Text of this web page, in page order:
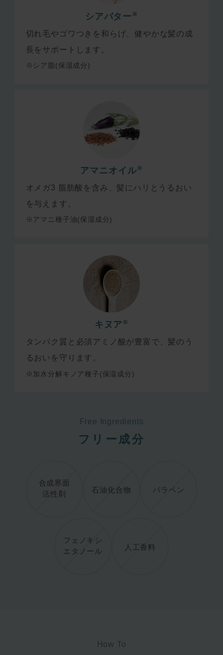
シアバター ※
切れ毛やゴワつきを和らげ、健やかな髪の成
長をサポートします。
※シア脂(保湿成分)
アマニオイル ※
オメガ3 脂肪酸を含み、髪にハリとうるおい
を与えます。
※アマニ種子油(保湿成分)
キヌア ※
タンパク質と必須アミノ酸が豊富で、髪のう
るおいを守ります。
※加水分解キノア種子(保湿成分)
Free Ingredients
フリー成分
合成界面
活性剤
石油化合物 パラベン
フェノキシ
エタノール
人工香料
How To